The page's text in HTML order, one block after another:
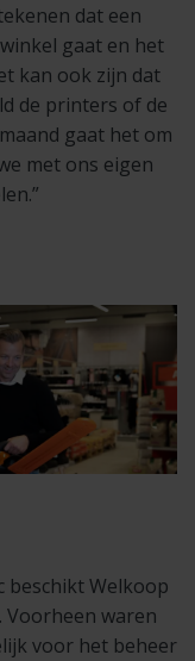
dat een
gaat en het
kan ook zijn dat
de printers of de
gaat het om
met ons eigen
beschikt Welkoop
Voorheen waren
voor het beheer